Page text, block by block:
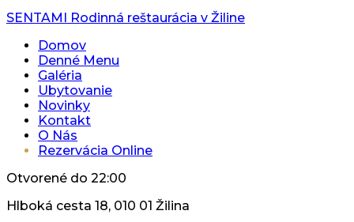
SENTAMI Rodinná reštaurácia v Žiline
Domov
Denné Menu
Galéria
Ubytovanie
Novinky
Kontakt
O Nás
Rezervácia Online
Otvorené do 22:00
Hlboká cesta 18, 010 01 Žilina